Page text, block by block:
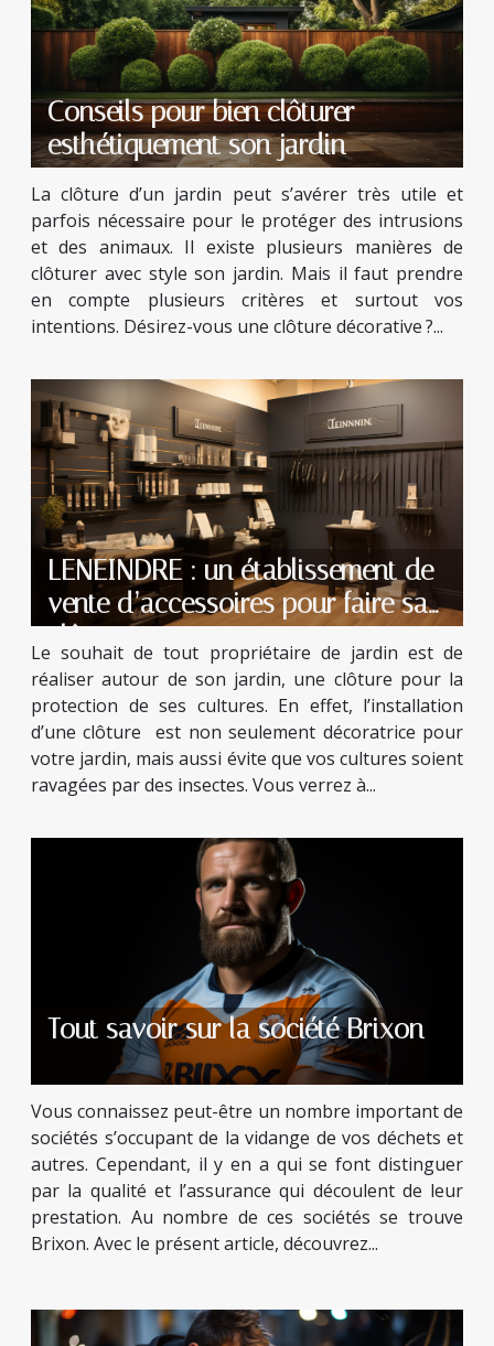
Conseils pour bien clôturer
esthétiquement son jardin
La clôture d’un jardin peut s’avérer très utile et
parfois nécessaire pour le protéger des intrusions
et des animaux. Il existe plusieurs manières de
clôturer avec style son jardin. Mais il faut prendre
en compte plusieurs critères et surtout vos
intentions. Désirez-vous une clôture décorative ?...
LENEINDRE : un établissement de
vente d’accessoires pour faire sa
clôture.
Le souhait de tout propriétaire de jardin est de
réaliser autour de son jardin, une clôture pour la
protection de ses cultures. En effet, l’installation
d’une clôture est non seulement décoratrice pour
votre jardin, mais aussi évite que vos cultures soient
ravagées par des insectes. Vous verrez à...
Tout savoir sur la société Brixon
Vous connaissez peut-être un nombre important de
sociétés s’occupant de la vidange de vos déchets et
autres. Cependant, il y en a qui se font distinguer
par la qualité et l’assurance qui découlent de leur
prestation. Au nombre de ces sociétés se trouve
Brixon. Avec le présent article, découvrez...